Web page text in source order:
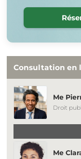
Consultation en
Me
Droit
Me